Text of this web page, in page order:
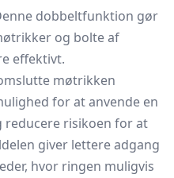
dobbeltfunktion gør
og bolte af
effektivt.
møtrikken
for at anvende en
risikoen for at
giver lettere adgang
hvor ringen muligvis